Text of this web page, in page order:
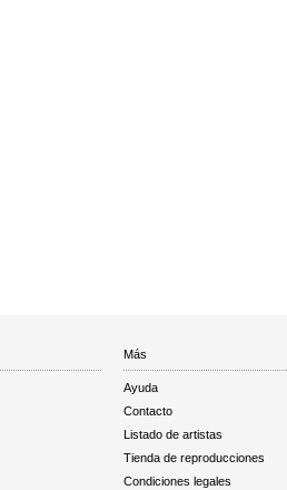
Más
Ayuda
Contacto
Listado de artistas
Tienda de reproducciones
Condiciones legales